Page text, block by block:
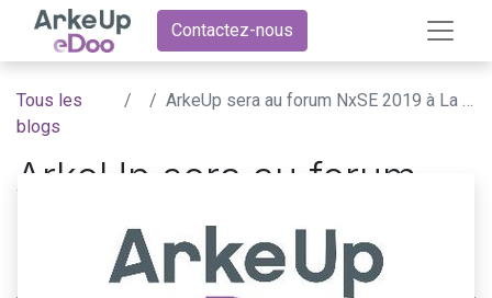
Contactez-nous
Tous les
blogs
ArkeUp sera au forum NxSE 2019 à La Réunion
ArkeUp sera au forum
NxSE 2019 à La Réunion
4 septembre 2019 parArkeUp eDoo